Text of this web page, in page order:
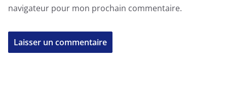
navigateur pour mon prochain commentaire.